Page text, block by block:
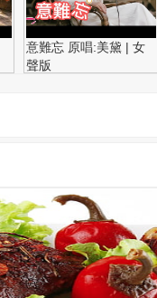
意難忘 原唱:美黛 | 女
聲版